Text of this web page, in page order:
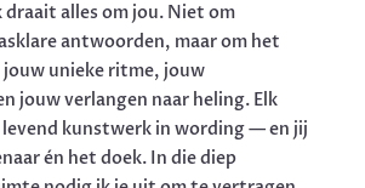
alles om jou. Niet om
antwoorden, maar om het
jouw unieke ritme, jouw
jouw verlangen naar heling. Elk
levend kunstwerk in wording — en jij
én het doek. In die diep